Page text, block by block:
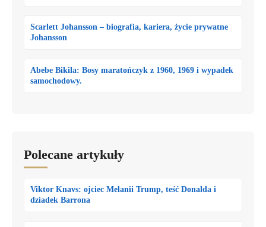
Scarlett Johansson – biografia, kariera, życie prywatne
Johansson
Abebe Bikila: Bosy maratończyk z 1960, 1969 i wypadek
samochodowy.
Polecane artykuły
Viktor Knavs: ojciec Melanii Trump, teść Donalda i
dziadek Barrona